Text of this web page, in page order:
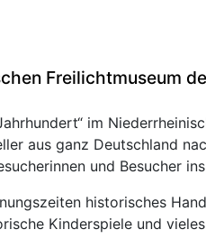
Freilichtmuseum
im
aus ganz Deutschland
und Besucher
historisches
Kinderspiele und